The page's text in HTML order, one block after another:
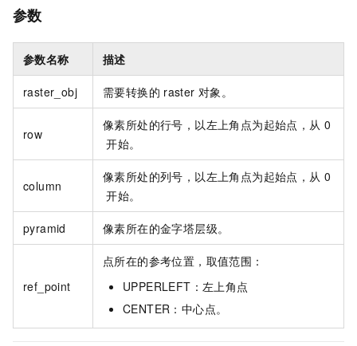
参数
参数名称 描述
raster_obj 需要转换的 raster 对象。
row
像素所处的行号，以左上角点为起始点，从 0
开始。
column
像素所处的列号，以左上角点为起始点，从 0
开始。
pyramid 像素所在的金字塔层级。
ref_point
点所在的参考位置，取值范围：
UPPERLEFT：左上角点
CENTER：中心点。